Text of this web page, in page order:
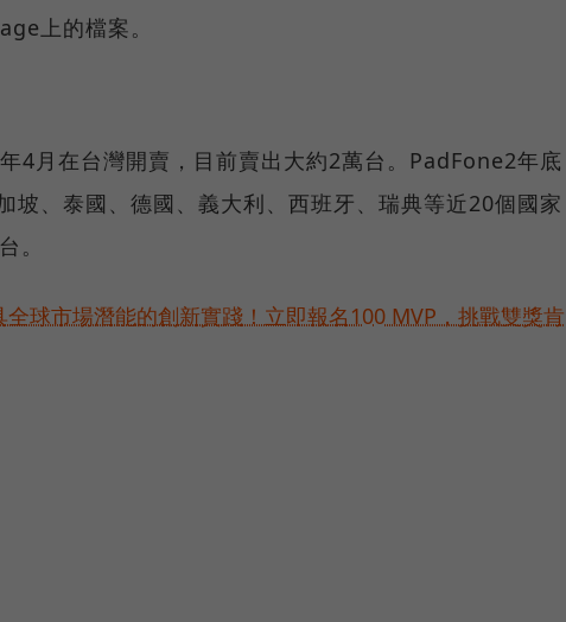
上的檔案。
4月在台灣開賣，目前賣出大約2萬台。PadFone2年底
坡、泰國、德國、義大利、西班牙、瑞典等近20個國家
。
球市場潛能的創新實踐！立即報名100 MVP，挑戰雙獎肯